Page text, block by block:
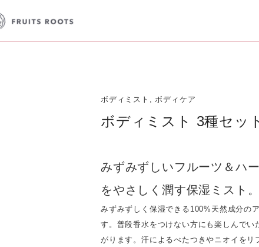
ボディミスト, ボディケア
ボディミスト 3種セッ
みずみずしいフルーツ＆ハ
をやさしく潤す保湿ミスト。
みずみずしく保湿できる100%天然成分の
す。普段香水をつけない方にも楽しんでい
がります。汗によるべたつきやニオイをリ